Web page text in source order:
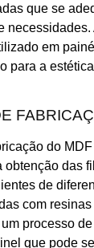
que se
em
para a
do
obtenção das
de
com
processo
que pode